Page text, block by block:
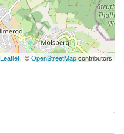
Leaflet| ©OpenStreetMapcontributors